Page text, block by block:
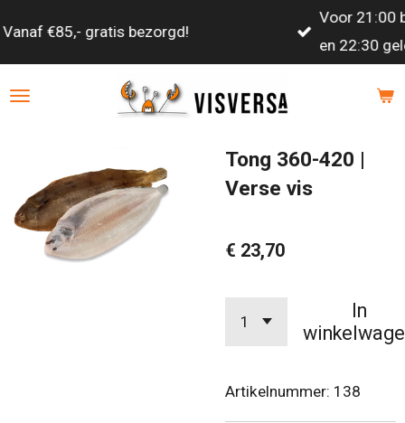
Ga
de
Voor 21:00 besteld, volgende werkdag tussen 17:00
en 22:30 geleverd!
Tong 360-420 |
Verse vis
€ 23,70
In
Artikelnummer: 138